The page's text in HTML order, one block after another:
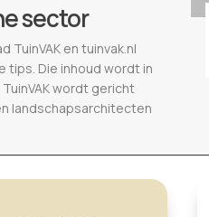
sector
TuinVAK en tuinvak.nl
tips. Die inhoud wordt in
wordt gericht
landschapsarchitecten